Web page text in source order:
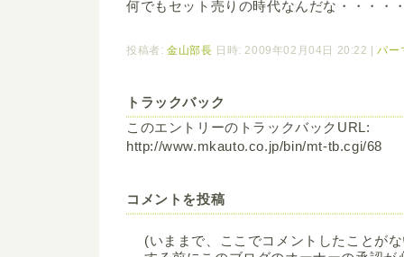
何でもセット売りの時代なんだな・・・・
投稿者:金山部長 日時: 2009年02月04日 20:22 パー
トラックバック
このエントリーのトラックバックURL:
http://www.mkauto.co.jp/bin/mt-tb.cgi/68
コメントを投稿
(いままで、ここでコメントしたことが